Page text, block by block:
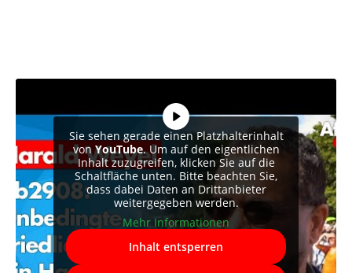
Sie sehen gerade einen Platzhalterinhalt
vonYouTube. Um auf den eigentlichen
Inhalt zuzugreifen, klicken Sie auf die
Schaltfläche unten. Bitte beachten Sie,
dass dabei Daten an Drittanbieter
weitergegeben werden.
Mehr Informationen
Inhalt entsperren